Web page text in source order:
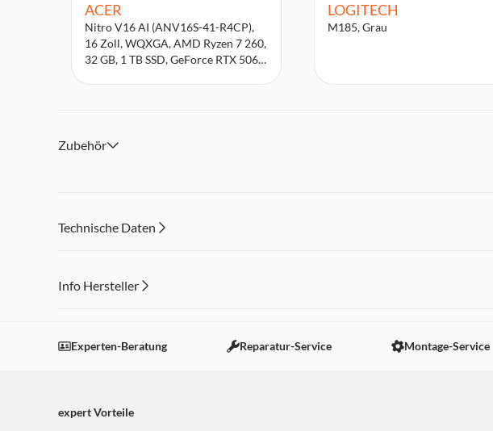
ACER
Nitro V16 AI (ANV16S-41-R4CP),
16 Zoll, WQXGA, AMD Ryzen 7 260,
32 GB, 1 TB SSD, GeForce RTX 5060
LOGITECH
M185, Grau
Zubehör
Technische Daten
Info Hersteller
Einstellungen anpassen
Experten-Beratung Reparatur-Service Montage-Service
expert Vorteile